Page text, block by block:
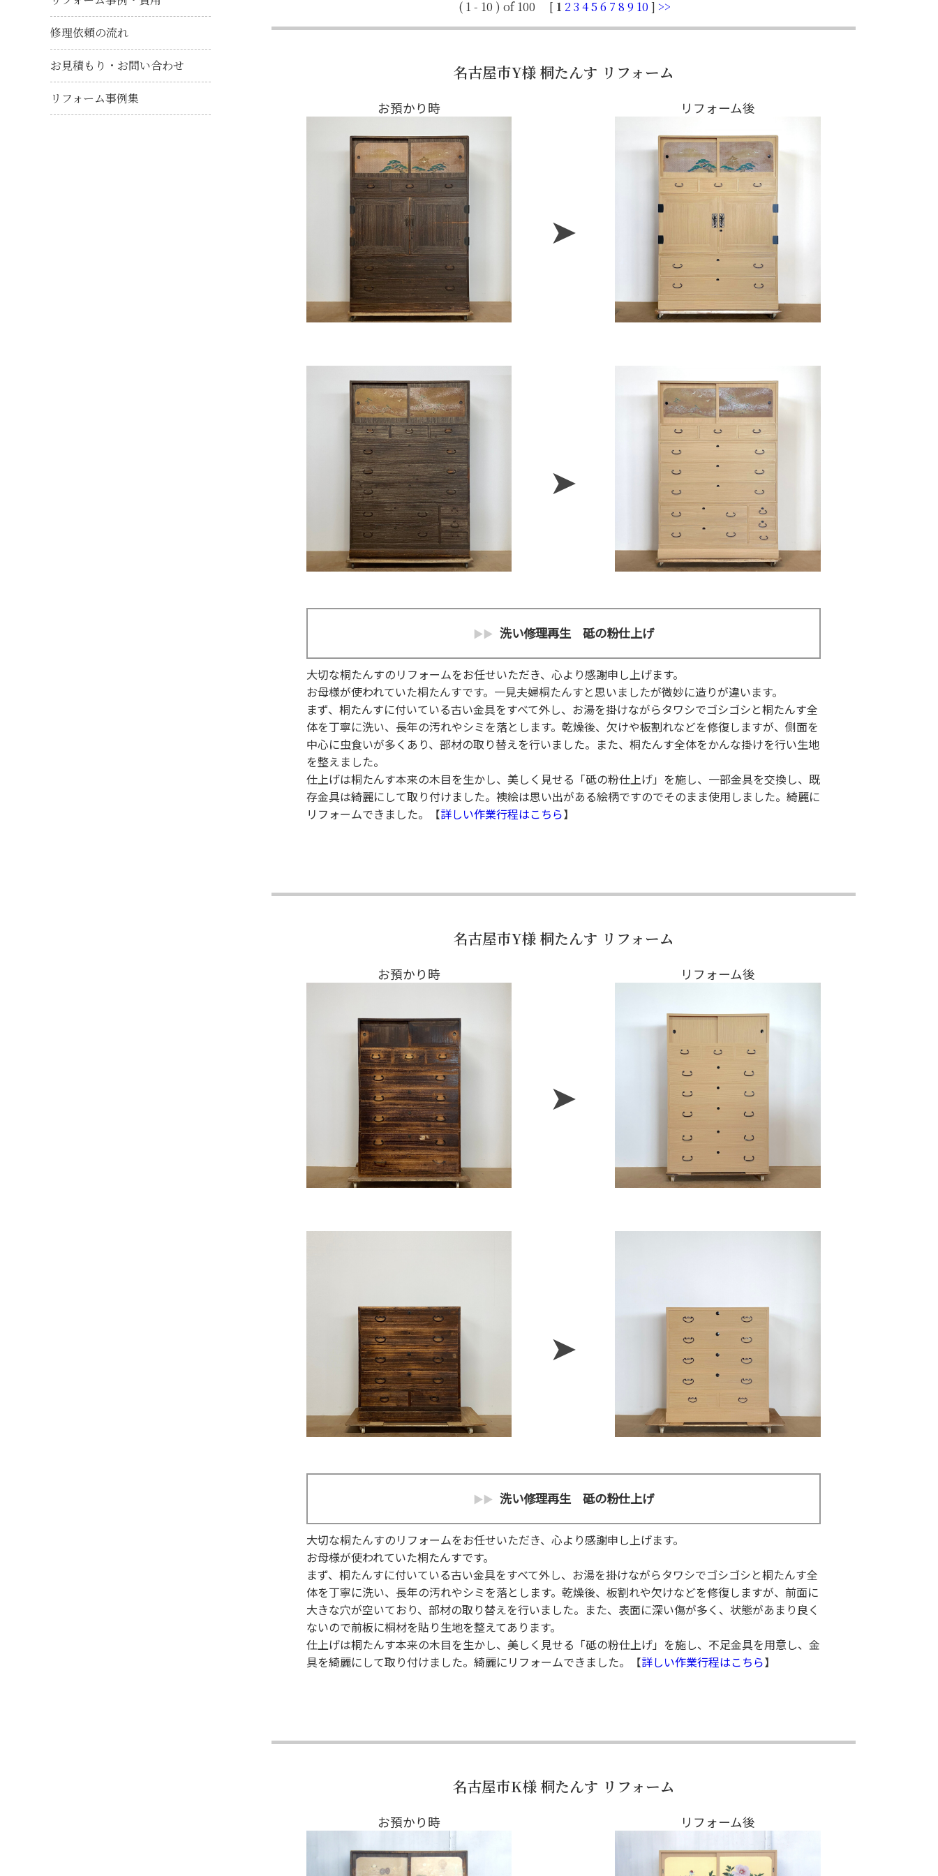
修理依頼の流れ
お見積もり・お問い合わせ
リフォーム事例集
( 1 - 10 ) of 100 [ 1 23 45 6 7 8 9 10 ] >>
名古屋市Y様 桐たんす リフォーム
お預かり時 リフォーム後
洗い修理再生 砥の粉仕上げ
大切な桐たんすのリフォームをお任せいただき、心より感謝申し上げます。
お母様が使われていた桐たんすです。一見夫婦桐たんすと思いましたが微妙に造りが違います。
まず、桐たんすに付いている古い金具をすべて外し、お湯を掛けながらタワシでゴシゴシと桐たんす全
体を丁寧に洗い、長年の汚れやシミを落とします。乾燥後、欠けや板割れなどを修復しますが、側面を
中心に虫食いが多くあり、部材の取り替えを行いました。また、桐たんす全体をかんな掛けを行い生地
を整えました。
仕上げは桐たんす本来の木目を生かし、美しく見せる「砥の粉仕上げ」を施し、一部金具を交換し、既
存金具は綺麗にして取り付けました。襖絵は思い出がある絵柄ですのでそのまま使用しました。綺麗に
リフォームできました。
【詳しい作業行程はこちら】
名古屋市Y様 桐たんす リフォーム
お預かり時 リフォーム後
洗い修理再生 砥の粉仕上げ
大切な桐たんすのリフォームをお任せいただき、心より感謝申し上げます。
お母様が使われていた桐たんすです。
まず、桐たんすに付いている古い金具をすべて外し、お湯を掛けながらタワシでゴシゴシと桐たんす全
体を丁寧に洗い、長年の汚れやシミを落とします。乾燥後、板割れや欠けなどを修復しますが、前面に
大きな穴が空いており、部材の取り替えを行いました。また、表面に深い傷が多く、状態があまり良く
ないので前板に桐材を貼り生地を整えてあります。
仕上げは桐たんす本来の木目を生かし、美しく見せる「砥の粉仕上げ」を施し、不足金具を用意し、金
具を綺麗にして取り付けました。綺麗にリフォームできました。
【詳しい作業行程はこちら】
名古屋市K様 桐たんす リフォーム
お預かり時 リフォーム後